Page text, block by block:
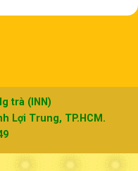
trà (INN)
Lợi Trung, TP.HCM.